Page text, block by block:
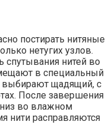
постирать нитяные
нетугих узлов.
спутывания нитей во
в специальный
щадящий, с
После завершения
во влажном
нити расправляются